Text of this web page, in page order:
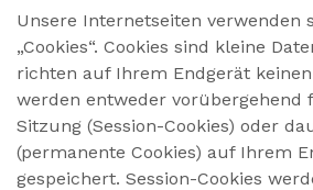
Unsere Internetseiten verwenden
„Cookies“. Cookies sind kleine
richten auf Ihrem Endgerät keinen
werden entweder vorübergehend
Sitzung (Session-Cookies) oder
(permanente Cookies) auf Ihrem
gespeichert. Session-Cookies